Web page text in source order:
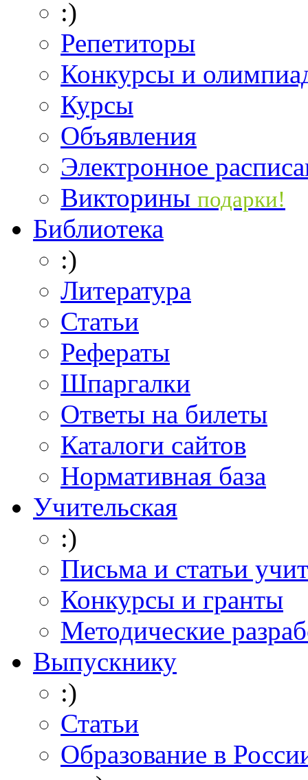
:)
Репетиторы
Конкурсы и
Курсы
Объявления
Электронное
Викторины подарки!
Библиотека
:)
Литература
Статьи
Рефераты
Шпаргалки
Ответы на билеты
Каталоги сайтов
Нормативная база
Учительская
:)
Письма и статьи
Конкурсы и гранты
Методические
Выпускнику
:)
Статьи
Образование в